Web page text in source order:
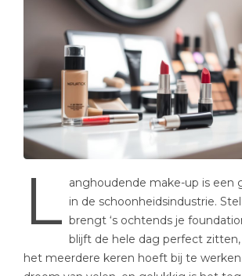
L anghoudende make-up is een
in de schoonheidsindustrie.
brengt ‘s ochtends je
blijft de hele dag perfect
het meerdere keren hoeft bij te